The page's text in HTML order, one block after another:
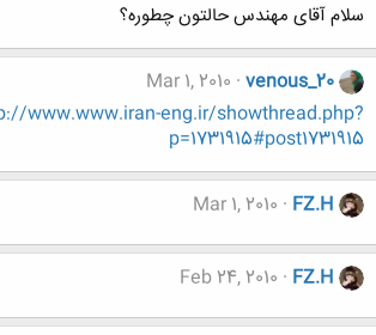
سلام آقای مهندس حالتون چطوره؟
venous_20
Mar 1, 2010
www.www.iran-eng.ir/showthread.php?
p=1731915#post1731915
FZ.H
Mar 1, 2010
FZ.H
Feb 24, 2010